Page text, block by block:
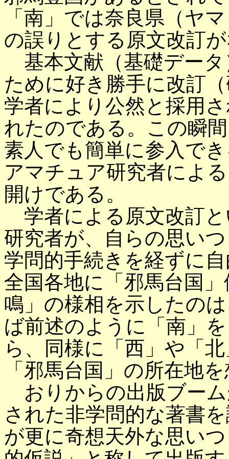
「南」では奈良県（ヤ
の誤りとする原文改訂
基本文献（基礎デー
ために好き勝手に改訂
学者により公然と採用
れたのである。この瞬
素人でも簡単に参入で
アマチュア研究者によ
開けである。
学者による原文改訂
研究者が、自らの思い
学問的手続きを経ずに
全国各地に「邪馬台国
鳴」の様相を示したの
ば前述のように「南」
ら、同様に「西」や「
「邪馬台国」の所在地
おりからの出版ブー
された非学問的な著書
が更に奇想天外な思い